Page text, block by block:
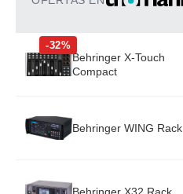
-32%
Behringer X-Touch
Compact
Behringer WING Rack